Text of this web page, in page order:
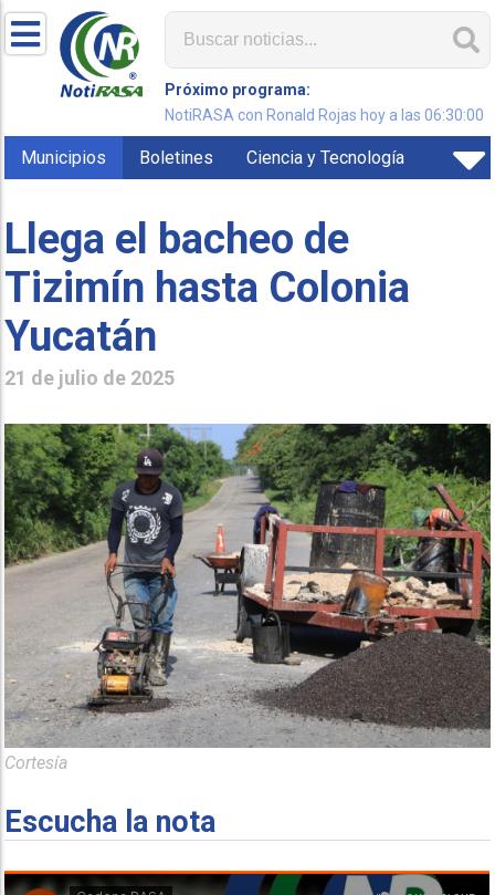
Próximo programa:
NotiRASA con Ronald Rojas hoy a las 06:30:00
Municipios Boletines Ciencia y Tecnología
Llega el bacheo de
Tizimín hasta Colonia
Yucatán
21 de julio de 2025
Cortesía
Escucha la nota